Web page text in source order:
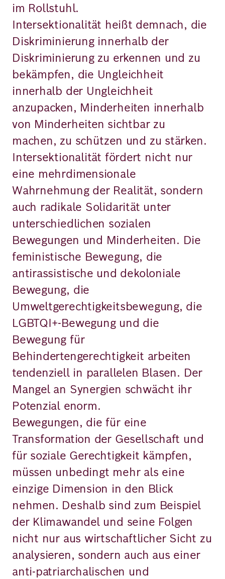
im Rollstuhl.
Intersektionalität heißt demnach, die
Diskriminierung innerhalb der
Diskriminierung zu erkennen und zu
bekämpfen, die Ungleichheit
innerhalb der Ungleichheit
anzupacken, Minderheiten innerhalb
von Minderheiten sichtbar zu
machen, zu schützen und zu stärken.
Intersektionalität fördert nicht nur
eine mehrdimensionale
Wahrnehmung der Realität, sondern
auch radikale Solidarität unter
unterschiedlichen sozialen
Bewegungen und Minderheiten. Die
feministische Bewegung, die
antirassistische und dekoloniale
Bewegung, die
Umweltgerechtigkeitsbewegung, die
LGBTQI+-Bewegung und die
Bewegung für
Behindertengerechtigkeit arbeiten
tendenziell in parallelen Blasen. Der
Mangel an Synergien schwächt ihr
Potenzial enorm.
Bewegungen, die für eine
Transformation der Gesellschaft und
für soziale Gerechtigkeit kämpfen,
müssen unbedingt mehr als eine
einzige Dimension in den Blick
nehmen. Deshalb sind zum Beispiel
der Klimawandel und seine Folgen
nicht nur aus wirtschaftlicher Sicht zu
analysieren, sondern auch aus einer
anti-patriarchalischen und